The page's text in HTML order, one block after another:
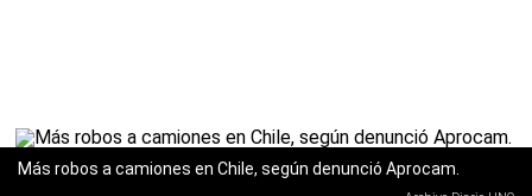
Más robos a camiones en Chile, según denunció Aprocam.